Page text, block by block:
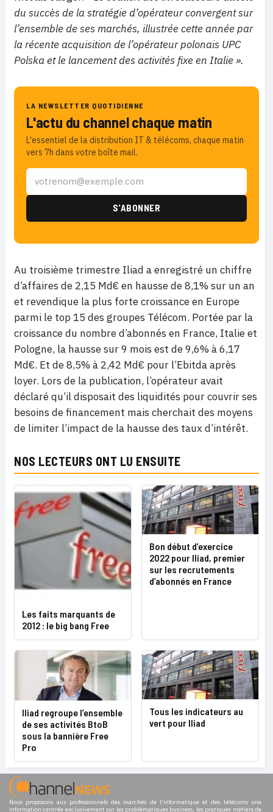
du succès de la stratégie d’opérateur convergent sur
l’ensemble de ses marchés, illustrée cette année par
la récente acquisition de l’opérateur polonais UPC
Polska et le lancement des activités fixe en Italie ».
LA NEWSLETTER QUOTIDIENNE
L'actu du channel chaque matin
L'essentiel de la distribution IT & télécoms, chaque matin
vers 7h dans votre boîte mail.
Au troisième trimestre Iliad a enregistré un chiffre
d’affaires de 2,15 Md€ en hausse de 8,1% sur un an
et revendique la plus forte croissance en Europe
parmi le top 15 des groupes Télécom. Portée par la
croissance du nombre d’abonnés en France, Italie et
Pologne, la hausse sur 9 mois est de 9,6% à 6,17
Md€. Et de 8,5% à 2,42 Md€ pour l’Ebitda après
loyer. Lors de la publication, l’opérateur avait
déclaré qu’il disposait des liquidités pour couvrir ses
besoins de financement mais cherchait des moyens
de limiter l’impact de la hausse des taux d’intérêt.
NOS LECTEURS ONT LU ENSUITE
Les faits marquants de
2012 : le big bang Free
Bon début d’exercice
2022 pour Iliad, premier
sur les recrutements
d’abonnés en France
Iliad regroupe l’ensemble
de ses activités BtoB
sous la bannière Free
Pro
Tous les indicateurs au
vert pour Iliad
Nous proposons aux professionnels des marchés de l'informatique et des télécoms une
information centrée exclusivement sur les problématiques business, les pratiques métiers de